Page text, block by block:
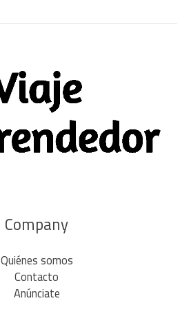
Company
Quiénes somos
Contacto
Anúnciate